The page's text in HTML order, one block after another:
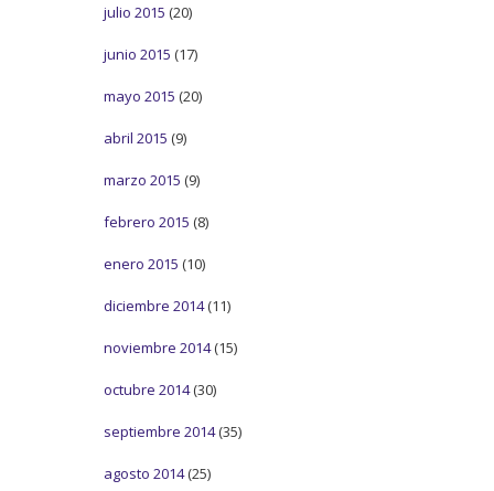
julio 2015 (20)
junio 2015 (17)
mayo 2015 (20)
abril 2015 (9)
marzo 2015 (9)
febrero 2015 (8)
enero 2015 (10)
diciembre 2014(11)
noviembre 2014(15)
octubre 2014(30)
septiembre 2014(35)
agosto 2014(25)